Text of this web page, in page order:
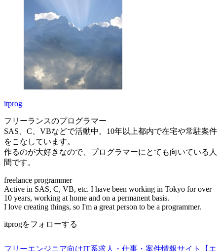
itprog
フリーランスのプログラマー
SAS、C、VBなどで活動中。10年以上都内で在宅や常駐案件
をこなしています。
作るのが大好きなので、プログラマーにとても向いている人
間です。
freelance programmer
Active in SAS, C, VB, etc. I have been working in Tokyo for over
10 years, working at home and on a permanent basis.
I love creating things, so I'm a great person to be a programmer.
itprogをフォローする
フリーエンジニア向けIT系求人・仕事・案件情報サイト【エ